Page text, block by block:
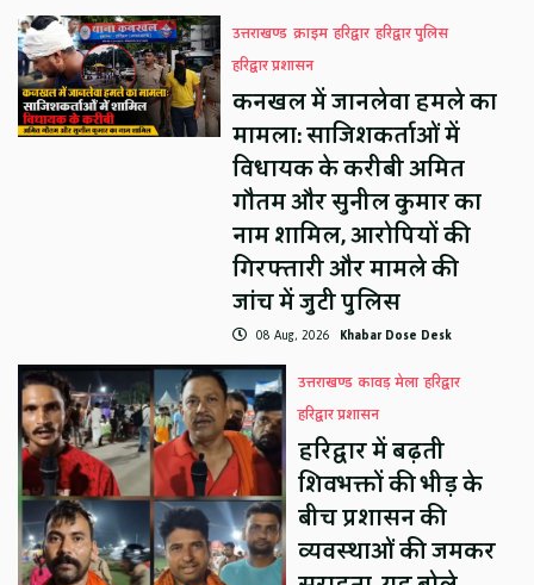
उत्तराखण्ड क्राइम हरिद्वार हरिद्वार पुलिस
हरिद्वार प्रशासन
कनखल में जानलेवा हमले का
मामला: साजिशकर्ताओं में
विधायक के करीबी अमित
गौतम और सुनील कुमार का
नाम शामिल, आरोपियों की
गिरफ्तारी और मामले की
जांच में जुटी पुलिस
08 Aug, 2026 Khabar Dose Desk
उत्तराखण्ड कावड़ मेला हरिद्वार
हरिद्वार प्रशासन
हरिद्वार में बढ़ती
शिवभक्तों की भीड़ के
बीच प्रशासन की
व्यवस्थाओं की जमकर